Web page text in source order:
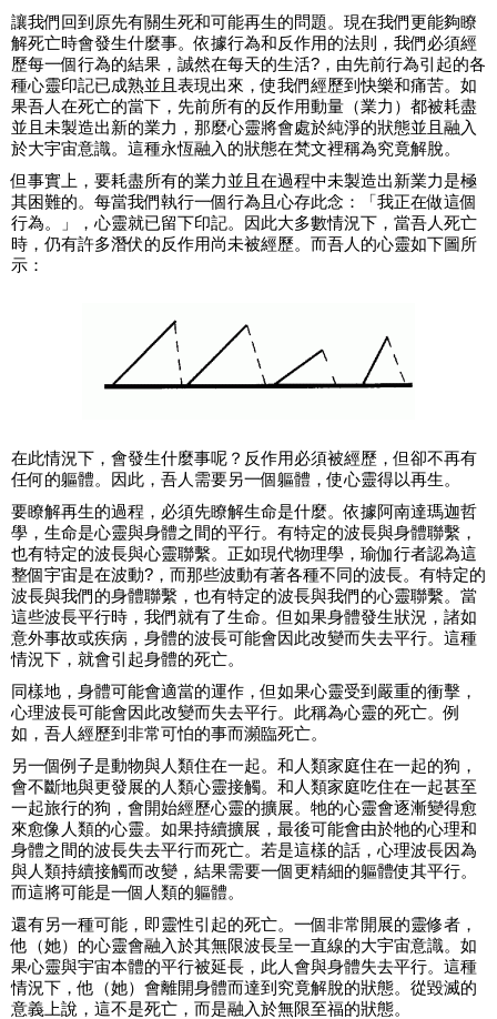
讓我們回到原先有關生死和可能再生的問題。現在我們更能夠瞭
解死亡時會發生什麼事。依據行為和反作用的法則，我們必須經
歷每一個行為的結果，誠然在每天的生活?，由先前行為引起的各
種心靈印記已成熟並且表現出來，使我們經歷到快樂和痛苦。如
果吾人在死亡的當下，先前所有的反作用動量（業力）都被耗盡
並且未製造出新的業力，那麼心靈將會處於純淨的狀態並且融入
於大宇宙意識。這種永恆融入的狀態在梵文裡稱為究竟解脫。
但事實上，要耗盡所有的業力並且在過程中未製造出新業力是極
其困難的。每當我們執行一個行為且心存此念：「我正在做這個
行為。」，心靈就已留下印記。因此大多數情況下，當吾人死亡
時，仍有許多潛伏的反作用尚未被經歷。而吾人的心靈如下圖所
示：
在此情況下，會發生什麼事呢？反作用必須被經歷，但卻不再有
任何的軀體。因此，吾人需要另一個軀體，使心靈得以再生。
要瞭解再生的過程，必須先瞭解生命是什麼。依據阿南達瑪迦哲
學，生命是心靈與身體之間的平行。有特定的波長與身體聯繫，
也有特定的波長與心靈聯繫。正如現代物理學，瑜伽行者認為這
整個宇宙是在波動?，而那些波動有著各種不同的波長。有特定的
波長與我們的身體聯繫，也有特定的波長與我們的心靈聯繫。當
這些波長平行時，我們就有了生命。但如果身體發生狀況，諸如
意外事故或疾病，身體的波長可能會因此改變而失去平行。這種
情況下，就會引起身體的死亡。
同樣地，身體可能會適當的運作，但如果心靈受到嚴重的衝擊，
心理波長可能會因此改變而失去平行。此稱為心靈的死亡。例
如，吾人經歷到非常可怕的事而瀕臨死亡。
另一個例子是動物與人類住在一起。和人類家庭住在一起的狗，
會不斷地與更發展的人類心靈接觸。和人類家庭吃住在一起甚至
一起旅行的狗，會開始經歷心靈的擴展。牠的心靈會逐漸變得愈
來愈像人類的心靈。如果持續擴展，最後可能會由於牠的心理和
身體之間的波長失去平行而死亡。若是這樣的話，心理波長因為
與人類持續接觸而改變，結果需要一個更精細的軀體使其平行。
而這將可能是一個人類的軀體。
還有另一種可能，即靈性引起的死亡。一個非常開展的靈修者，
他（她）的心靈會融入於其無限波長呈一直線的大宇宙意識。如
果心靈與宇宙本體的平行被延長，此人會與身體失去平行。這種
情況下，他（她）會離開身體而達到究竟解脫的狀態。從毀滅的
意義上說，這不是死亡，而是融入於無限至福的狀態。